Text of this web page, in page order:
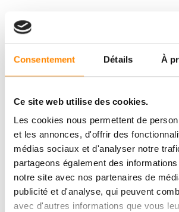
Consentement Détails À
Ce site web utilise des cookies.
Les cookies nous permettent de
et les annonces, d'offrir des
médias sociaux et d'analyser notre
partageons également des
notre site avec nos partenaires de
publicité et d'analyse, qui peuvent
avec d'autres informations que vous